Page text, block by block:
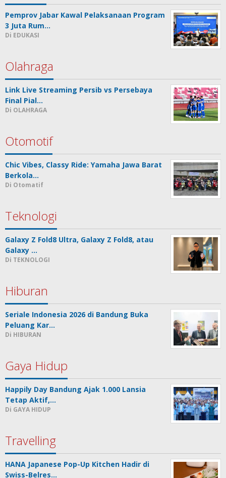
Pemprov Jabar Kawal Pelaksanaan Program
3 Juta Rum…
Di EDUKASI
Olahraga
Link Live Streaming Persib vs Persebaya
Final Pial…
Di OLAHRAGA
Otomotif
Chic Vibes, Classy Ride: Yamaha Jawa Barat
Berkola…
Di Otomatif
Teknologi
Galaxy Z Fold8 Ultra, Galaxy Z Fold8, atau
Galaxy …
Di TEKNOLOGI
Hiburan
Seriale Indonesia 2026 di Bandung Buka
Peluang Kar…
Di HIBURAN
Gaya Hidup
Happily Day Bandung Ajak 1.000 Lansia
Tetap Aktif,…
Di GAYA HIDUP
Travelling
HANA Japanese Pop-Up Kitchen Hadir di
Swiss-Belres…